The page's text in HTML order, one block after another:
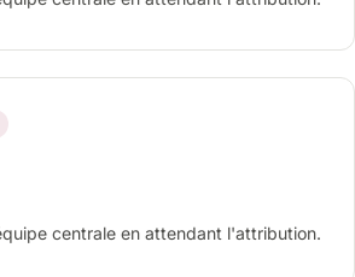
centrale en attendant l'attribution.